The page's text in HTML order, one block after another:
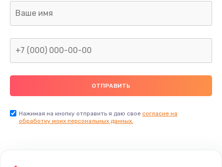
Замена термодатчика
580 руб.
Заказать
Нажимая на кнопку отправить я даю свое согласие на
обработку моих персональных данных.